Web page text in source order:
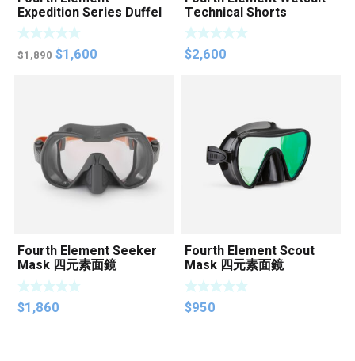
Expedition Series Duffel
Bag
$1,890 Original
$1,600
Technical Shorts
(Unisex)
$2,600
Fourth Element Seeker
Mask 四元素面鏡
$1,860
Fourth Element Scout
Mask 四元素面鏡
$950